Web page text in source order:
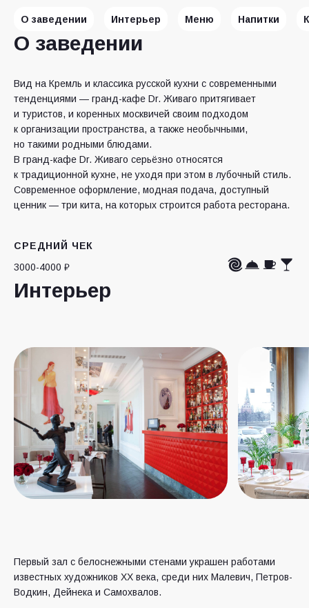
О заведении Интерьер Меню Напитки
О заведении
Вид на Кремль и классика русской кухни с современными
тенденциями — гранд-кафе Dr. Живаго притягивает
и туристов, и коренных москвичей своим подходом
к организации пространства, а также необычными,
но такими родными блюдами.
В гранд-кафе Dr. Живаго серьёзно относятся
к традиционной кухне, не уходя при этом в лубочный стиль.
Современное оформление, модная подача, доступный
ценник — три кита, на которых строится работа ресторана.
СРЕДНИЙ ЧЕК
3000-4000 ₽
Интерьер
Первый зал с белоснежными стенами украшен работами
известных художников XX века, среди них Малевич, Петров-
Водкин, Дейнека и Самохвалов.